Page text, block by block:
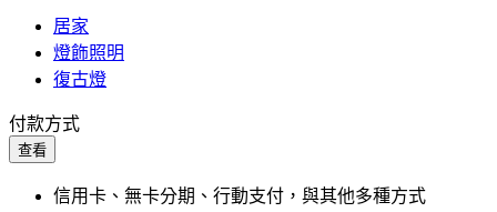
居家
燈飾照明
復古燈
付款方式
查看
信用卡、無卡分期、行動支付，與其他多種方式